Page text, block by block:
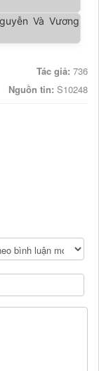
Tác giả: 736
Nguồn tin: S10248